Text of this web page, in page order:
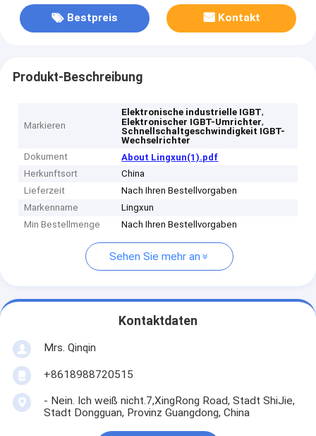
Bestpreis Kontakt
Produkt-Beschreibung
Markieren
Elektronische industrielle IGBT,
Elektronischer IGBT-Umrichter,
Schnellschaltgeschwindigkeit IGBT-
Wechselrichter
Dokument
About Lingxun(1).pdf
Herkunftsort
China
Lieferzeit
Nach Ihren Bestellvorgaben
Markenname
Lingxun
Min Bestellmenge
Nach Ihren Bestellvorgaben
Sehen Sie mehr an
Kontaktdaten
Mrs. Qinqin
+8618988720515
- Nein. Ich weiß nicht.7,XingRong Road, Stadt ShiJie,
Stadt Dongguan, Provinz Guangdong, China